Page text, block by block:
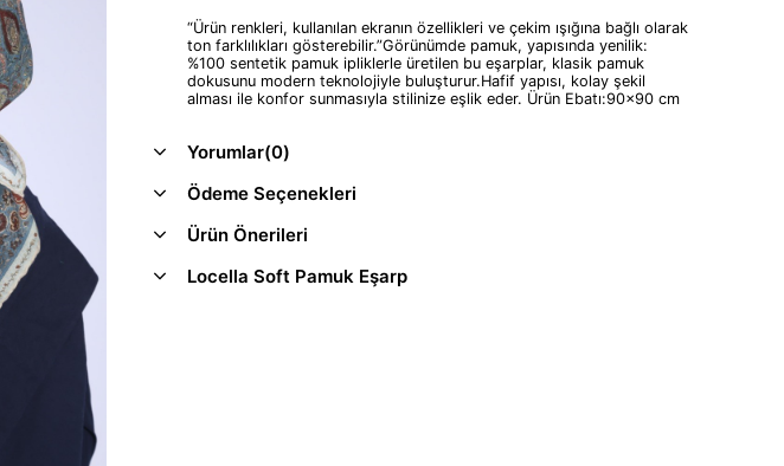
“Ürün renkleri, kullanılan ekranın özellikleri ve çekim ışığına bağlı olarak
ton farklılıkları gösterebilir.”Görünümde pamuk, yapısında yenilik:
%100 sentetik pamuk ipliklerle üretilen bu eşarplar, klasik pamuk
dokusunu modern teknolojiyle buluşturur.Hafif yapısı, kolay şekil
alması ile konfor sunmasıyla stilinize eşlik eder. Ürün Ebatı:90x90 cm
Yorumlar(0)
Ödeme Seçenekleri
Ürün Önerileri
Locella Soft Pamuk Eşarp